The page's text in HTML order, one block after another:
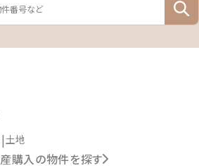
土地
購入の物件を探す